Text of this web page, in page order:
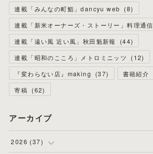
連載「みんなの町鮨」dancyu web (8)
連載「新米オーナーズ・ストーリー」料理通信
連載「遠い風 近い風」秋田魁新報
(44)
連載「昭和のこころ」メトロミニッツ
(12)
『変わらない店』making
(37) 書籍紹介
寄稿 (62)
アーカイブ
2026 (37)